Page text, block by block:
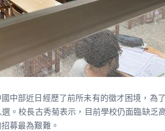
中部近日經歷了前所未有的徵才困境，為
。校長古秀菊表示，目前學校仍面臨缺乏
募最為艱難。